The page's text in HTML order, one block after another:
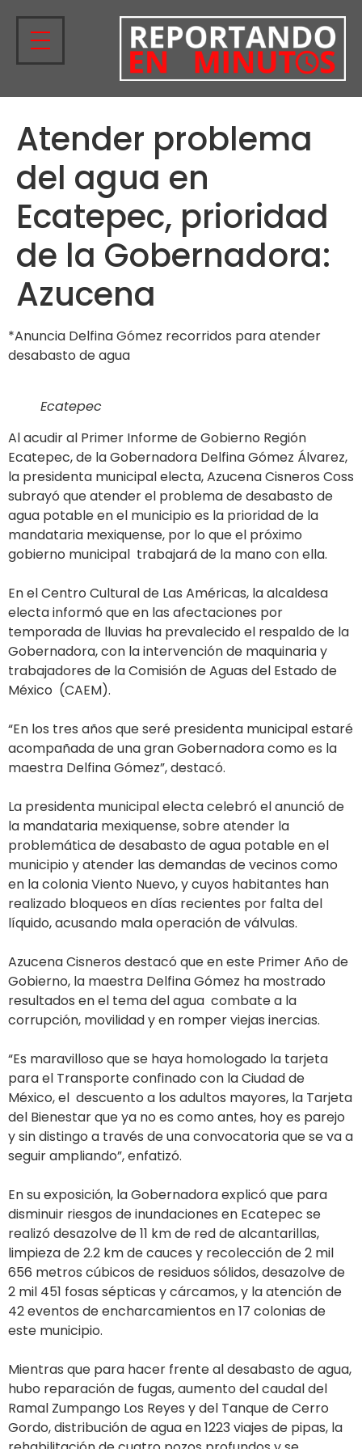
Atender problema
del agua en
Ecatepec, prioridad
de la Gobernadora:
Azucena
*Anuncia Delfina Gómez recorridos para atender
desabasto de agua
Ecatepec
Al acudir al Primer Informe de Gobierno Región
Ecatepec, de la Gobernadora Delfina Gómez Álvarez,
la presidenta municipal electa, Azucena Cisneros Coss
subrayó que atender el problema de desabasto de
agua potable en el municipio es la prioridad de la
mandataria mexiquense, por lo que el próximo
gobierno municipal trabajará de la mano con ella.
En el Centro Cultural de Las Américas, la alcaldesa
electa informó que en las afectaciones por
temporada de lluvias ha prevalecido el respaldo de la
Gobernadora, con la intervención de maquinaria y
trabajadores de la Comisión de Aguas del Estado de
México (CAEM).
“En los tres años que seré presidenta municipal estaré
acompañada de una gran Gobernadora como es la
maestra Delfina Gómez”, destacó.
La presidenta municipal electa celebró el anunció de
la mandataria mexiquense, sobre atender la
problemática de desabasto de agua potable en el
municipio y atender las demandas de vecinos como
en la colonia Viento Nuevo, y cuyos habitantes han
realizado bloqueos en días recientes por falta del
líquido, acusando mala operación de válvulas.
Azucena Cisneros destacó que en este Primer Año de
Gobierno, la maestra Delfina Gómez ha mostrado
resultados en el tema del agua combate a la
corrupción, movilidad y en romper viejas inercias.
“Es maravilloso que se haya homologado la tarjeta
para el Transporte confinado con la Ciudad de
México, el descuento a los adultos mayores, la Tarjeta
del Bienestar que ya no es como antes, hoy es parejo
y sin distingo a través de una convocatoria que se va a
seguir ampliando”, enfatizó.
En su exposición, la Gobernadora explicó que para
disminuir riesgos de inundaciones en Ecatepec se
realizó desazolve de 11 km de red de alcantarillas,
limpieza de 2.2 km de cauces y recolección de 2 mil
656 metros cúbicos de residuos sólidos, desazolve de
2 mil 451 fosas sépticas y cárcamos, y la atención de
42 eventos de encharcamientos en 17 colonias de
este municipio.
Mientras que para hacer frente al desabasto de agua,
hubo reparación de fugas, aumento del caudal del
Ramal Zumpango Los Reyes y del Tanque de Cerro
Gordo, distribución de agua en 1223 viajes de pipas, la